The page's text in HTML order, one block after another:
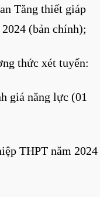
Tăng thiết giáp
(bản chính);
thức xét tuyển:
giá năng lực (01
THPT năm 2024